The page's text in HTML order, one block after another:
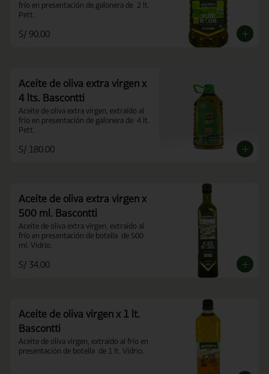
frío en presentación de galonera de  2 lt.
Pett.
S/ 90.00
Aceite de oliva extra virgen x
4 lts. Bascontti
Aceite de oliva extra virgen, extraído al
frío en presentación de galonera de  4 lt.
Pett.
S/ 180.00
Aceite de oliva extra virgen x
500 ml. Bascontti
Aceite de oliva extra virgen, extraído al
frío en presentación de botella  de 500
ml. Vidrio.
S/ 34.00
Aceite de oliva virgen x 1 lt.
Bascontti
Aceite de oliva virgen, extraído al frío en
presentación de botella  de 1 lt. Vidrio.